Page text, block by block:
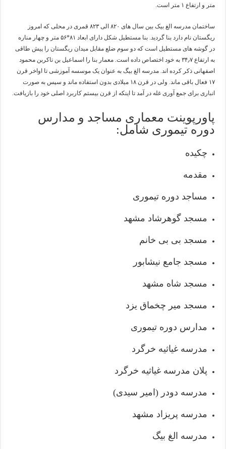
متر و ارتفاع ۱ متر است.
ساختمان مدرسه الغ بیک بین سال های ۸۲۰ الی ۸۲۳ قمری در محلی که امروز
ریگستان نام دارد بنا گردید. بنا مستطیل شکل دارای ابعاد ۸۱*۵۶ متر و چهار مناره
در گوشه های مستطیل است که دو سوم ضلع مقابل میدان ریگستان را پیش طاقی
به ارتفاع ۳۴٫۷ به خود اختصاص داده است. معمار بنا را اسماعیل بن تاکربن محمود
اصفهانی ذکر کرده اند. مدرسه الغ بیگ به عنوان یک موسسه آموزشی تا اواخر قرن
۱۷ فعال باقی ماند. ولی در قرن ۱۸ میلادی بدون استفاده ماند و سپس به صورت
انباری برای جمع آوری غله در آمد تا اینکه از قرن بیستم کاربرد اصلی خود را بازیافت.
پاورپوینت معماری مساجد و مدارس
دوره تیموری شامل:
چکیده
مقدمه
مساجد دوره تیموری
مسجد گوهرشاد مشهد
مسجد بی بی خانم
مسجد جامع نیشابور
مسجد شاه مشهد
مسجد میر چخماق یزد
مدارس دوره تیموری
مدرسه غیاثیه خرگرد
پلان مدرسه غیاثیه خرگرد
مدرسه دودر (امیر سیدی)
مدرسه پریزاد مشهد
مدرسه الغ بیگ